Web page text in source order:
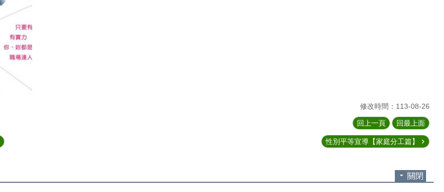
修改時間：113-08-26
回上一頁 回最上面
性別平等宣導【家庭分工篇】
關閉